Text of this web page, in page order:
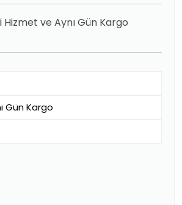
ve Aynı Gün Kargo
Gün Kargo